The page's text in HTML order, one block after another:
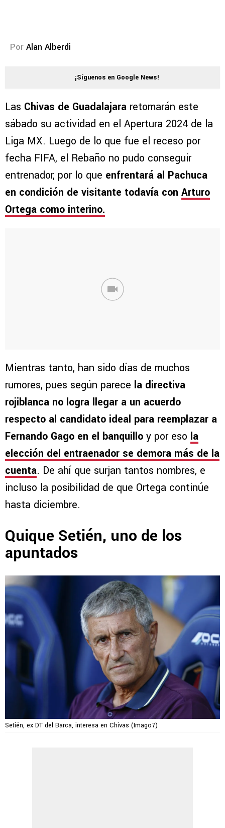
Por Alan Alberdi
¡Síguenos en Google News!
Las Chivas de Guadalajara retomarán este
sábado su actividad en el Apertura 2024 de la
Liga MX. Luego de lo que fue el receso por
fecha FIFA, el Rebaño no pudo conseguir
entrenador, por lo que enfrentará al Pachuca
en condición de visitante todavía con Arturo
Ortega como interino.
Mientras tanto, han sido días de muchos
rumores, pues según parece la directiva
rojiblanca no logra llegar a un acuerdo
respecto al candidato ideal para reemplazar a
Fernando Gago en el banquillo y por eso la
elección del entraenador se demora más de la
cuenta. De ahí que surjan tantos nombres, e
incluso la posibilidad de que Ortega continúe
hasta diciembre.
Quique Setién, uno de los
apuntados
Setién, ex DT del Barca, interesa en Chivas (Imago7)